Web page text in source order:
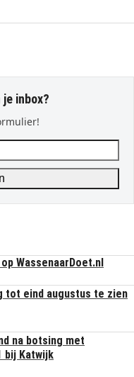
inbox?
WassenaarDoet.nl
tot eind augustus te zien
na botsing met
bij Katwijk